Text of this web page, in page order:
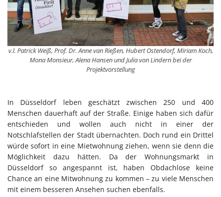
v.l. Patrick Weiß, Prof. Dr. Anne van Rießen, Hubert Ostendorf, Miriam Koch,
Mona Monsieur, Alena Hansen und Julia von Lindern bei der
Projektvorstellung
In Düsseldorf leben geschätzt zwischen 250 und 400
Menschen dauerhaft auf der Straße. Einige haben sich dafür
entschieden und wollen auch nicht in einer der
Notschlafstellen der Stadt übernachten. Doch rund ein Drittel
würde sofort in eine Mietwohnung ziehen, wenn sie denn die
Möglichkeit dazu hätten. Da der Wohnungsmarkt in
Düsseldorf so angespannt ist, haben Obdachlose keine
Chance an eine Mitwohnung zu kommen – zu viele Menschen
mit einem besseren Ansehen suchen ebenfalls.